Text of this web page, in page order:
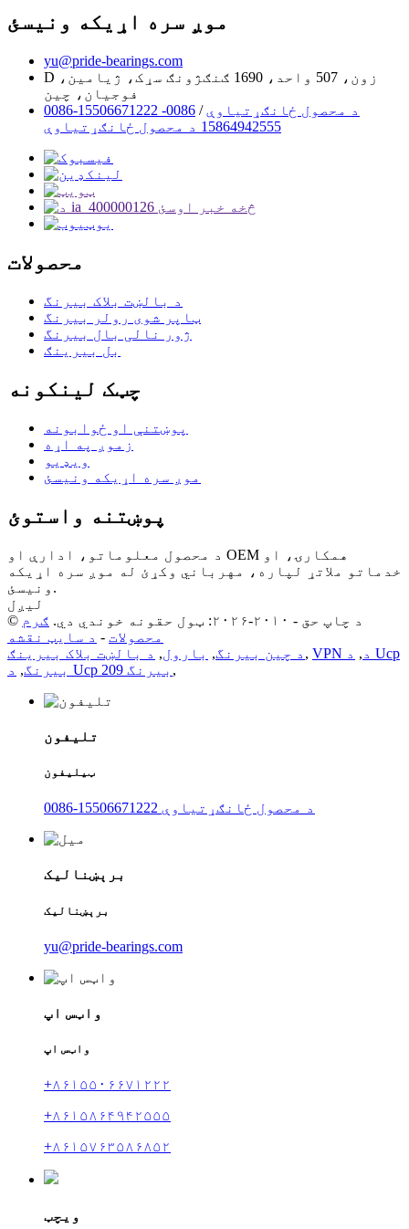
موږ سره اړیکه ونیسئ
yu@pride-bearings.com
D زون، 507 واحد، 1690 ګنګژونګ سړک، ژیامین،
فوجیان، چین
0086-15506671222 د محصول ځانګړتیاوې/
0086-
15864942555 د محصول ځانګړتیاوې
محصولات
د بالښت بلاک بیرنگ
ټاپر شوی رولر بیرنگ
ژور نالی بال بیرنگ
بل بیرینګ
چټک لینکونه
پوښتنې او ځوابونه
زموږ په اړه
ویډیو
موږ سره اړیکه ونیسئ
پوښتنه واستوئ
د محصول معلوماتو، ادارې او OEM همکارۍ، او
خدماتو ملاتړ لپاره، مهرباني وکړئ له موږ سره اړیکه
ونیسئ.
لیږل
© د چاپ حق - ۲۰۱۰-۲۰۲۶: ټول حقونه خوندي دي.
ګرم
محصولات - د سایټ نقشه
د چین بیرنگ, بارول, د بالښت بلاک بیرینګ , VPN د , د Ucp
بیرنگ, د Ucp 209 بیرنگ ,
تلیفون
ټیلیفون
0086-15506671222 د محصول ځانګړتیاوې
برېښنالیک
برېښنالیک
yu@pride-bearings.com
واټس اپ
واټس اپ
+۸۶۱۵۵۰۶۶۷۱۲۲۲
+۸۶۱۵۸۶۴۹۴۲۵۵۵
+۸۶۱۵۷۶۳۵۸۶۸۵۲
ویچټ